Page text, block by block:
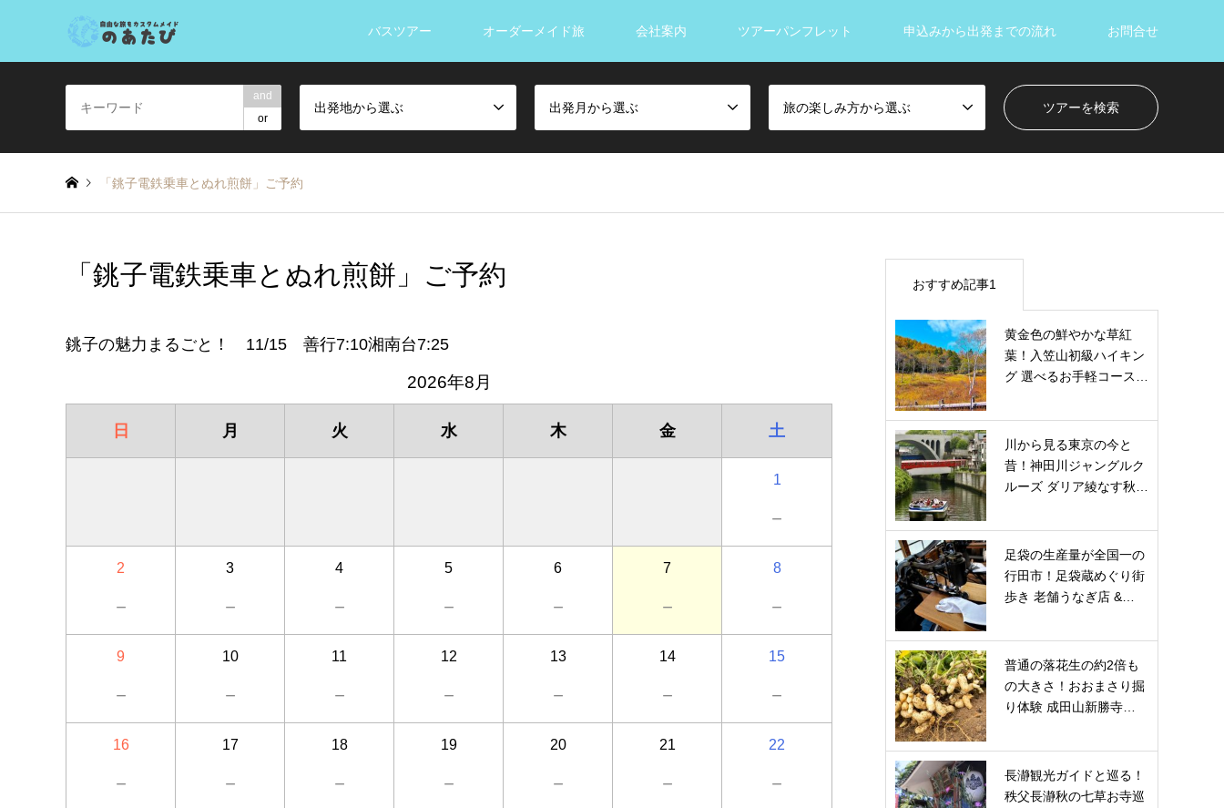
バスツアー オーダーメイド旅 会社案内 ツアーパンフレット 申込みから出発までの流れ お問合せ
and
or
出発地から選ぶ 出発月から選ぶ 旅の楽しみ方から選ぶ
「銚子電鉄乗車とぬれ煎餅」ご予約
「銚子電鉄乗車とぬれ煎餅」ご予約
銚子の魅力まるごと！ 11/15 善行7:10湘南台7:25
2026年8月
日 月 火 水 木 金 土
1
－
2
－
3
－
4
－
5
－
6
－
7
－
8
－
9
－
10
－
11
－
12
－
13
－
14
－
15
－
16
－
17
－
18
－
19
－
20
－
21
－
22
－
おすすめ記事1
黄金色の鮮やかな草紅
葉！入笠山初級ハイキン
グ 選べるお手軽コース…
川から見る東京の今と
昔！神田川ジャングルク
ルーズ ダリア綾なす秋…
足袋の生産量が全国一の
行田市！足袋蔵めぐり街
歩き 老舗うなぎ店 &…
普通の落花生の約2倍も
の大きさ！おおまさり掘
り体験 成田山新勝寺…
長瀞観光ガイドと巡る！
秩父長瀞秋の七草お寺巡